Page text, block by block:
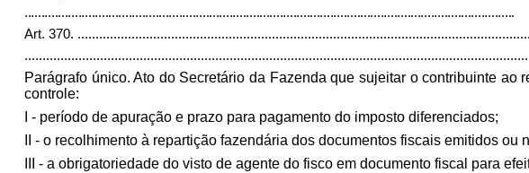
..................................................................................................................................................
Art. 370.
Parágrafo único. Ato do Secretário da Fazenda que sujeitar o contribuinte
controle:
I - período de apuração e prazo para pagamento do imposto diferenciados;
II - o recolhimento à repartição fazendária dos documentos fiscais emitidos ou
III - a obrigatoriedade do visto de agente do fisco em documento fiscal para